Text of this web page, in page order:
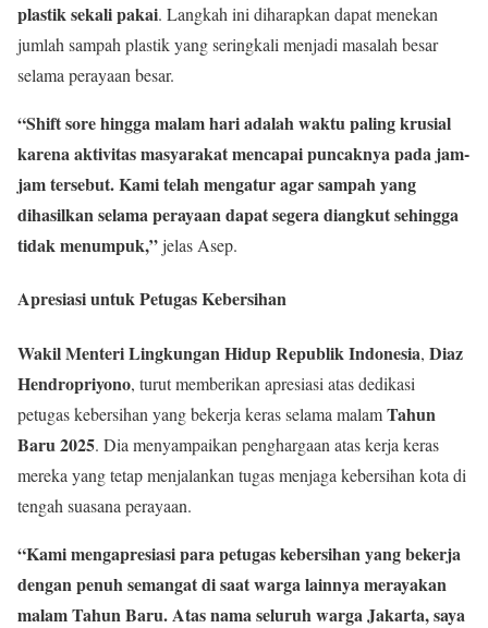
plastik sekali pakai. Langkah ini diharapkan dapat menekan
jumlah sampah plastik yang seringkali menjadi masalah besar
selama perayaan besar.
“Shift sore hingga malam hari adalah waktu paling krusial
karena aktivitas masyarakat mencapai puncaknya pada jam-
jam tersebut. Kami telah mengatur agar sampah yang
dihasilkan selama perayaan dapat segera diangkut sehingga
tidak menumpuk,”jelas Asep.
Apresiasi untuk Petugas Kebersihan
Wakil Menteri Lingkungan Hidup Republik Indonesia, Diaz
Hendropriyono, turut memberikan apresiasi atas dedikasi
petugas kebersihan yang bekerja keras selama malamTahun
Baru 2025. Dia menyampaikan penghargaan atas kerja keras
mereka yang tetap menjalankan tugas menjaga kebersihan kota di
tengah suasana perayaan.
“Kami mengapresiasi para petugas kebersihan yang bekerja
dengan penuh semangat di saat warga lainnya merayakan
malam Tahun Baru. Atas nama seluruh warga Jakarta, saya